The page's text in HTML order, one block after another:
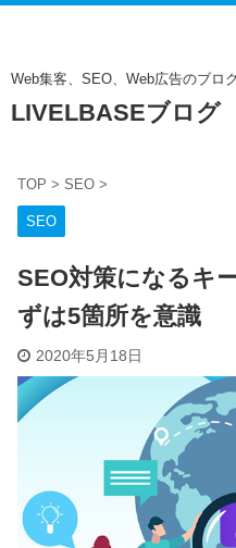
Web集客、SEO、Web広告のブロ
LIVELBASEブログ
TOP > SEO >
SEO
SEO対策になるキ
ずは5箇所を意識
2020年5月18日